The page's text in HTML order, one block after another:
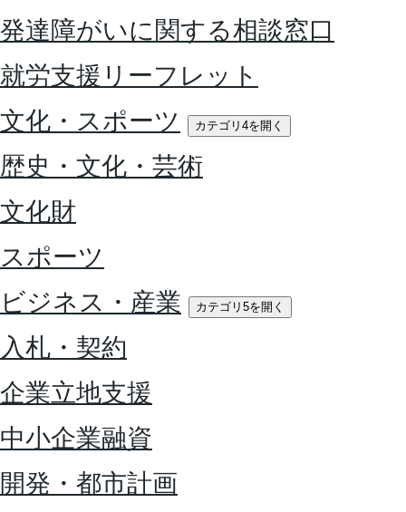
発達障がいに関する相談窓口
就労支援リーフレット
文化・スポーツ
カテゴリ4を開く
歴史・文化・芸術
文化財
スポーツ
ビジネス・産業
カテゴリ5を開く
入札・契約
企業立地支援
中小企業融資
開発・都市計画